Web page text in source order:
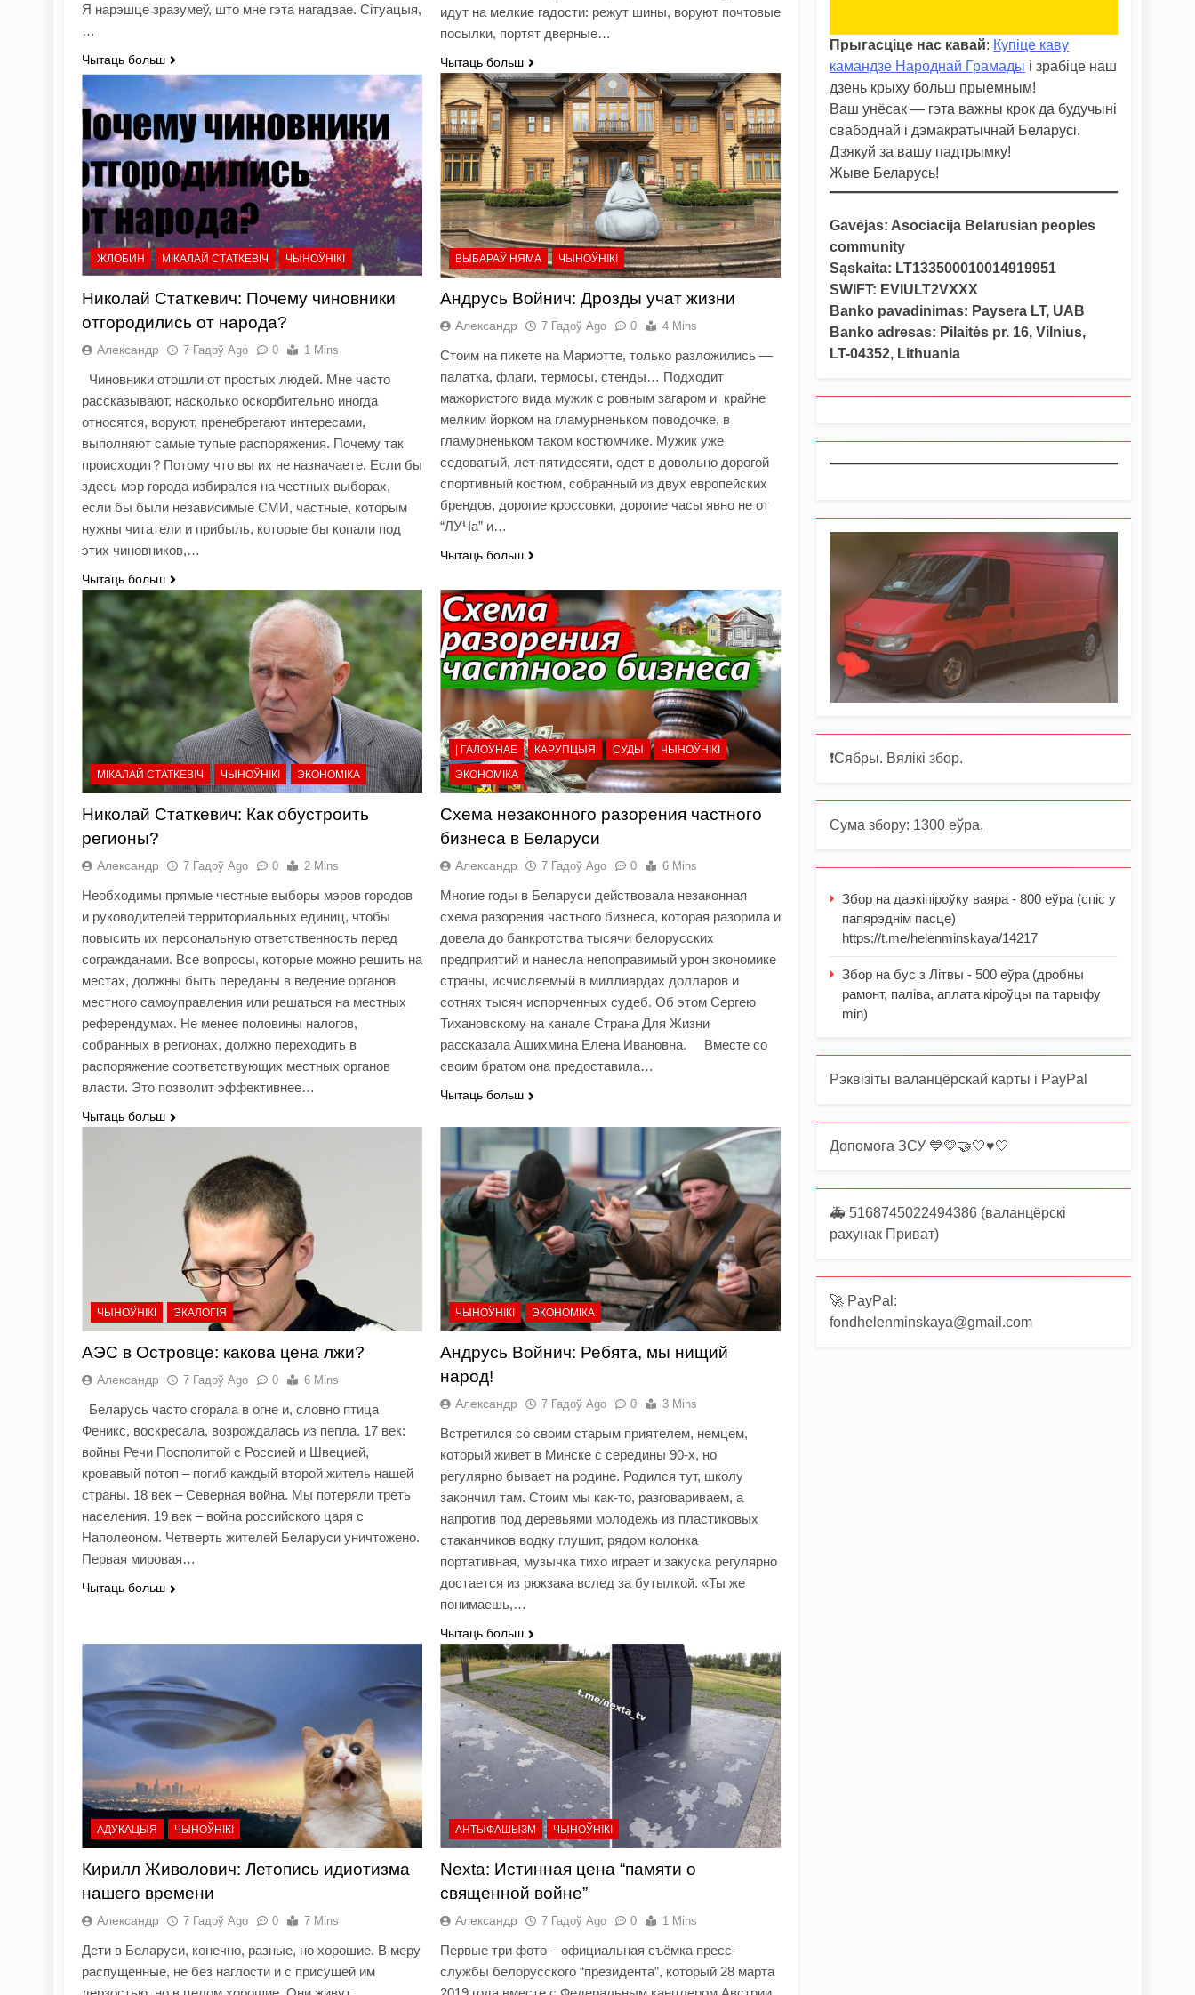
Я нарэшце зразумеў, што мне гэта нагадвае. Сітуацыя,
…
Чытаць больш
идут на мелкие гадости: режут шины, воруют почтовые
посылки, портят дверные…
Чытаць больш
ЖЛОБИН МІКАЛАЙ СТАТКЕВІЧ ЧЫНОЎНІКІ
Николай Статкевич: Почему чиновники
отгородились от народа?
Александр 7 Гадоў Ago 0 1 Mins
Чиновники отошли от простых людей. Мне часто
рассказывают, насколько оскорбительно иногда
относятся, воруют, пренебрегают интересами,
выполняют самые тупые распоряжения. Почему так
происходит? Потому что вы их не назначаете. Если бы
здесь мэр города избирался на честных выборах,
если бы были независимые СМИ, частные, которым
нужны читатели и прибыль, которые бы копали под
этих чиновников,…
Чытаць больш
ВЫБАРАЎ НЯМА ЧЫНОЎНІКІ
Андрусь Войнич: Дрозды учат жизни
Александр 7 Гадоў Ago 0 4 Mins
Стоим на пикете на Мариотте, только разложились —
палатка, флаги, термосы, стенды… Подходит
мажористого вида мужик с ровным загаром и крайне
мелким йорком на гламурненьком поводочке, в
гламурненьком таком костюмчике. Мужик уже
седоватый, лет пятидесяти, одет в довольно дорогой
спортивный костюм, собранный из двух европейских
брендов, дорогие кроссовки, дорогие часы явно не от
“ЛУЧа” и…
Чытаць больш
МІКАЛАЙ СТАТКЕВІЧ ЧЫНОЎНІКІ ЭКОНОМІКА
Николай Статкевич: Как обустроить
регионы?
Александр 7 Гадоў Ago 0 2 Mins
Необходимы прямые честные выборы мэров городов
и руководителей территориальных единиц, чтобы
повысить их персональную ответственность перед
согражданами. Все вопросы, которые можно решить на
местах, должны быть переданы в ведение органов
местного самоуправления или решаться на местных
референдумах. Не менее половины налогов,
собранных в регионах, должно переходить в
распоряжение соответствующих местных органов
власти. Это позволит эффективнее…
Чытаць больш
| ГАЛОЎНАЕ КАРУПЦЫЯ СУДЫ
ЧЫНОЎНІКІ
ЭКОНОМІКА
Схема незаконного разорения частного
бизнеса в Беларуси
Александр 7 Гадоў Ago 0 6 Mins
Многие годы в Беларуси действовала незаконная
схема разорения частного бизнеса, которая разорила и
довела до банкротства тысячи белорусских
предприятий и нанесла непоправимый урон экономике
страны, исчисляемый в миллиардах долларов и
сотнях тысяч испорченных судеб. Об этом Сергею
Тихановскому на канале Страна Для Жизни
рассказала Ашихмина Елена Ивановна. Вместе со
своим братом она предоставила…
Чытаць больш
ЧЫНОЎНІКІ ЭКАЛОГІЯ
АЭС в Островце: какова цена лжи?
Александр 7 Гадоў Ago 0 6 Mins
Беларусь часто сгорала в огне и, словно птица
Феникс, воскресала, возрождалась из пепла. 17 век:
войны Речи Посполитой с Россией и Швецией,
кровавый потоп – погиб каждый второй житель нашей
страны. 18 век – Северная война. Мы потеряли треть
населения. 19 век – война российского царя с
Наполеоном. Четверть жителей Беларуси уничтожено.
Первая мировая…
Чытаць больш
ЧЫНОЎНІКІ ЭКОНОМІКА
Андрусь Войнич: Ребята, мы нищий
народ!
Александр 7 Гадоў Ago 0 3 Mins
Встретился со своим старым приятелем, немцем,
который живет в Минске с середины 90-х, но
регулярно бывает на родине. Родился тут, школу
закончил там. Стоим мы как-то, разговариваем, а
напротив под деревьями молодежь из пластиковых
стаканчиков водку глушит, рядом колонка
портативная, музычка тихо играет и закуска регулярно
достается из рюкзака вслед за бутылкой. «Ты же
понимаешь,…
Чытаць больш
АДУКАЦЫЯ ЧЫНОЎНІКІ
Кирилл Живолович: Летопись идиотизма
нашего времени
Александр 7 Гадоў Ago 0 7 Mins
Дети в Беларуси, конечно, разные, но хорошие. В меру
распущенные, не без наглости и с присущей им
АНТЫФАШЫЗМ ЧЫНОЎНІКІ
Nexta: Истинная цена “памяти о
священной войне”
Александр 7 Гадоў Ago 0 1 Mins
Первые три фото – официальная съёмка пресс-
службы белорусского “президента”, который 28 марта
Прыгасціце нас кавай: Купіце каву
камандзе Народнай Грамады і зрабіце наш
дзень крыху больш прыемным!
Ваш унёсак — гэта важны крок да будучыні
свабоднай і дэмакратычнай Беларусі.
Дзякуй за вашу падтрымку!
Жыве Беларусь!
Gavėjas: Asociacija Belarusian peoples
community
Sąskaita: LT133500010014919951
SWIFT: EVIULT2VXXX
Banko pavadinimas: Paysera LT, UAB
Banko adresas: Pilaitės pr. 16, Vilnius,
LT-04352, Lithuania
❗️Сябры. Вялікі збор.
Сума збору: 1300 еўра.
Збор на даэкіпіроўку ваяра - 800 еўра (спіс у
папярэднім пасце)
https://t.me/helenminskaya/14217
Збор на бус з Літвы - 500 еўра (дробны
рамонт, паліва, аплата кіроўцы па тарыфу
min)
Рэквізіты валанцёрскай карты і PayPal
Допомога ЗСУ 💙💛🤝🤍♥️🤍
🚑 5168745022494386 (валанцёрскі
рахунак Приват)
🚀 PayPal:
fondhelenminskaya@gmail.com